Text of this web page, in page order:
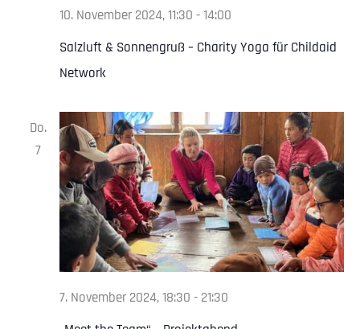
Salzluft & Sonnengruß – Charity Yoga für Childaid
Network
10. November 2024, 11:30 -14:00
Do.
7
7. November 2024, 18:30 - 21:30